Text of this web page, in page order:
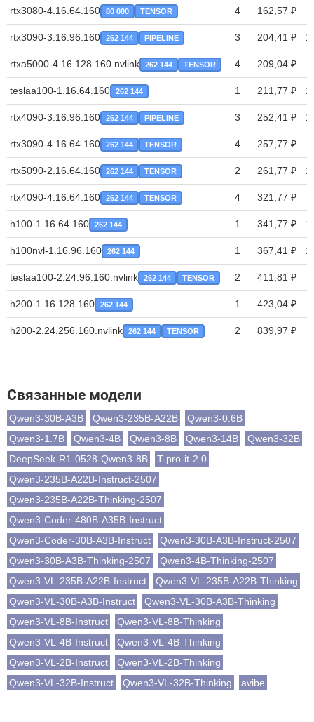
rtx3080-4.16.64.160 80 000 TENSOR 4 162,57 ₽
rtx3090-3.16.96.160 262 144 PIPELINE 3 204,41 ₽
rtxa5000-4.16.128.160.nvlink 262 144 TENSOR 4 209,04 ₽
teslaa100-1.16.64.160 262 144 1 211,77 ₽
rtx4090-3.16.96.160 262 144 PIPELINE 3 252,41 ₽
rtx3090-4.16.64.160 262 144 TENSOR 4 257,77 ₽
rtx5090-2.16.64.160 262 144 TENSOR 2 261,77 ₽
rtx4090-4.16.64.160 262 144 TENSOR 4 321,77 ₽
h100-1.16.64.160 262 144 1 341,77 ₽
h100nvl-1.16.96.160 262 144 1 367,41 ₽
teslaa100-2.24.96.160.nvlink 262 144 TENSOR 2 411,81 ₽
h200-1.16.128.160 262 144 1 423,04 ₽
h200-2.24.256.160.nvlink 262 144 TENSOR 2 839,97 ₽
Связанные модели
Qwen3-30B-A3B Qwen3-235B-A22B
Qwen3-0.6B
Qwen3-1.7B
Qwen3-4B Qwen3-8B Qwen3-14B
Qwen3-32B
DeepSeek-R1-0528-Qwen3-8B
T-pro-it-2.0
Qwen3-235B-A22B-Instruct-2507
Qwen3-235B-A22B-Thinking-2507
Qwen3-Coder-480B-A35B-Instruct
Qwen3-Coder-30B-A3B-Instruct
Qwen3-30B-A3B-Instruct-2507
Qwen3-30B-A3B-Thinking-2507
Qwen3-4B-Thinking-2507
Qwen3-VL-235B-A22B-Instruct
Qwen3-VL-235B-A22B-Thinking
Qwen3-VL-30B-A3B-Instruct
Qwen3-VL-30B-A3B-Thinking
Qwen3-VL-8B-Instruct
Qwen3-VL-8B-Thinking
Qwen3-VL-4B-Instruct
Qwen3-VL-4B-Thinking
Qwen3-VL-2B-Instruct
Qwen3-VL-2B-Thinking
Qwen3-VL-32B-Instruct
Qwen3-VL-32B-Thinking avibe